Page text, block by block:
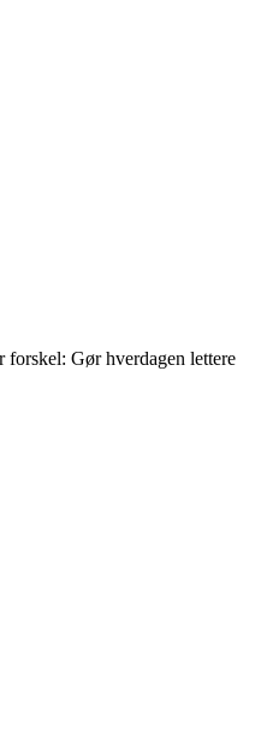
forskel: Gør hverdagen lettere